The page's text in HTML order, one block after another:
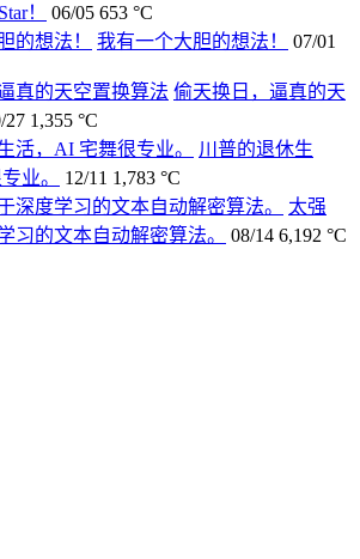
！
06/05 653 °C
我有一个大胆的想法！
07/01
偷天换日，逼真的天
27 1,355 °C
川普的退休生
业。
12/11 1,783 °C
太强
习的文本自动解密算法。
08/14 6,192 °C